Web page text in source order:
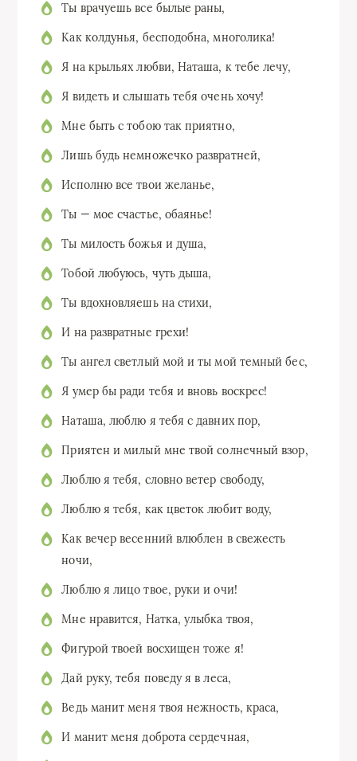
Ты врачуешь все былые раны,
Как колдунья, бесподобна, многолика!
Я на крыльях любви, Наташа, к тебе лечу,
Я видеть и слышать тебя очень хочу!
Мне быть с тобою так приятно,
Лишь будь немножечко развратней,
Исполню все твои желанье,
Ты — мое счастье, обаянье!
Ты милость божья и душа,
Тобой любуюсь, чуть дыша,
Ты вдохновляешь на стихи,
И на развратные грехи!
Ты ангел светлый мой и ты мой темный бес,
Я умер бы ради тебя и вновь воскрес!
Наташа, люблю я тебя с давних пор,
Приятен и милый мне твой солнечный взор,
Люблю я тебя, словно ветер свободу,
Люблю я тебя, как цветок любит воду,
Как вечер весенний влюблен в свежесть
ночи,
Люблю я лицо твое, руки и очи!
Мне нравится, Натка, улыбка твоя,
Фигурой твоей восхищен тоже я!
Дай руку, тебя поведу я в леса,
Ведь манит меня твоя нежность, краса,
И манит меня доброта сердечная,